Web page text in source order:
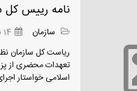
نامه رییس کل
سازمان 14 شهریور 1397
ریاست کل سازمان
تعهدات محضری از
اسلامی خواستار